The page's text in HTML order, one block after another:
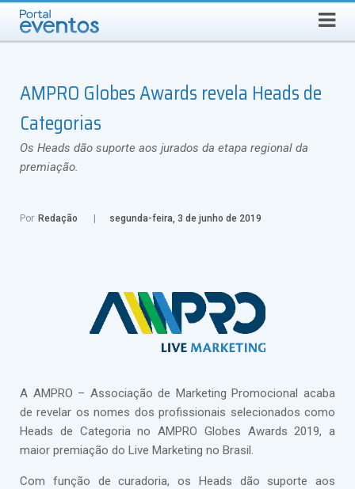
SÁBADO, 8 DE AGOSTO DE 2026 Busca
AMPRO Globes Awards revela Heads de
Categorias
Os Heads dão suporte aos jurados da etapa regional da
premiação.
Por Redação segunda-feira, 3 de junho de 2019
A AMPRO – Associação de Marketing Promocional acaba
de revelar os nomes dos profissionais selecionados como
Heads de Categoria no AMPRO Globes Awards 2019, a
maior premiação do Live Marketing no Brasil.
Com função de curadoria, os Heads dão suporte aos